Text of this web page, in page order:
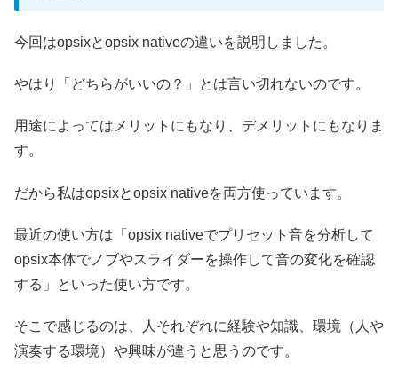
今回はopsixとopsix nativeの違いを説明しました。
やはり「どちらがいいの？」とは言い切れないのです。
用途によってはメリットにもなり、デメリットにもなりま
す。
だから私はopsixとopsix nativeを両方使っています。
最近の使い方は「opsix nativeでプリセット音を分析して
opsix本体でノブやスライダーを操作して音の変化を確認
する」といった使い方です。
そこで感じるのは、人それぞれに経験や知識、環境（人や
演奏する環境）や興味が違うと思うのです。